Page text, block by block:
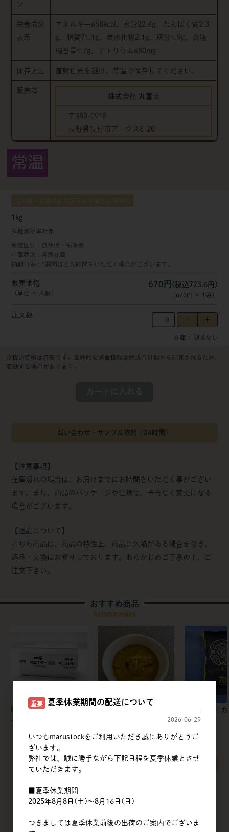
ン
栄養成分
表示
エネルギー658kcal、水分22.6g、たんぱく質2.3
g、脂質71.1g、炭水化物2.1g、灰分1.9g、食塩
相当量1.7g、ナトリウム680mg
保存方法 直射日光を避け、常温で保存してください。
販売者
株式会社 丸冨士
〒380-0918
長野県長野市アークス8-20
1kg
軽減税率対象
発送区分
自社便・宅急便
在庫状況
常備在庫
納期目安
1週間ほどお時間をいただく場合がございます。
販売価格
（単価 × 入数）
670円 (税込723.6円)
（ 670円 × 1 袋 ）
注文数
在庫 制限なし
※税込価格は目安です。最終的な消費税額は税抜合計額から計算されるため、
変動する場合があります。
問い合わせ・サンプル依頼（24時間）
【注意事項】
在庫切れの場合は、お届けまでにお時間をいただく事がござい
ます。また、商品のパッケージや仕様は、予告なく変更になる
場合がございます。
【返品について】
こちら商品は、商品の特性上、商品に欠陥がある場合を除き、
返品・交換はお断りしております。あらかじめご了承の上、ご
注文下さい。
おすすめ商品
Recommended
明治 | フレッシュバタ
ー 食塩不使用【冷蔵】
不二製油 |
リー
重要 夏季休業期間の配送について
2026-06-29
いつもmarustockをご利用いただき誠にありがとうご
ざいます。
弊社では、誠に勝手ながら下記日程を夏季休業とさせ
ていただきます。
■夏季休業期間
2025年8月8日(土)～8月16日(日)
つきましては夏季休業前後の出荷のご案内でございま